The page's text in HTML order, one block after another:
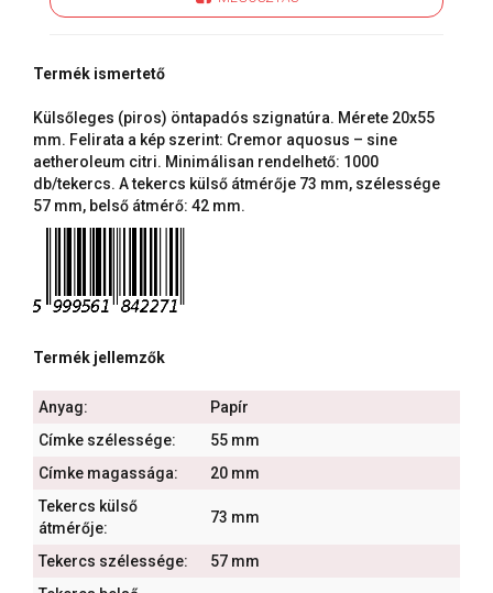
Termék ismertető
Külsőleges (piros) öntapadós szignatúra. Mérete 20x55
mm. Felirata a kép szerint: Cremor aquosus – sine
aetheroleum citri. Minimálisan rendelhető: 1000
db/tekercs. A tekercs külső átmérője 73 mm, szélessége
57 mm, belső átmérő: 42 mm.
Termék jellemzők
Anyag:
Papír
Címke szélessége:
55 mm
Címke magassága:
20 mm
Tekercs külső
átmérője:
73 mm
Tekercs szélessége:
57 mm